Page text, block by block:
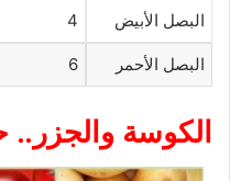
البصل الأبيض 4
البصل الأحمر 6
الكوسة والجزر..